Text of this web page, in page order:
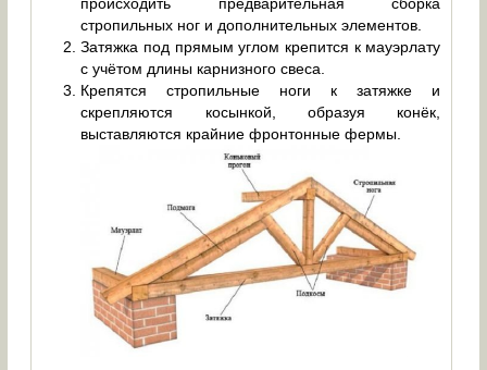
стропильных ног и дополнительных элементов.
Затяжка под прямым углом крепится к мауэрлату
с учётом длины карнизного свеса.
Крепятся стропильные ноги к затяжке и
скрепляются косынкой, образуя конёк,
выставляются крайние фронтонные фермы.